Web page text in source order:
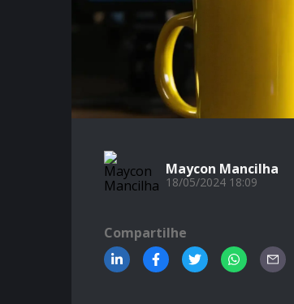
Maycon Mancilha
18/05/2024 18:09
Compartilhe